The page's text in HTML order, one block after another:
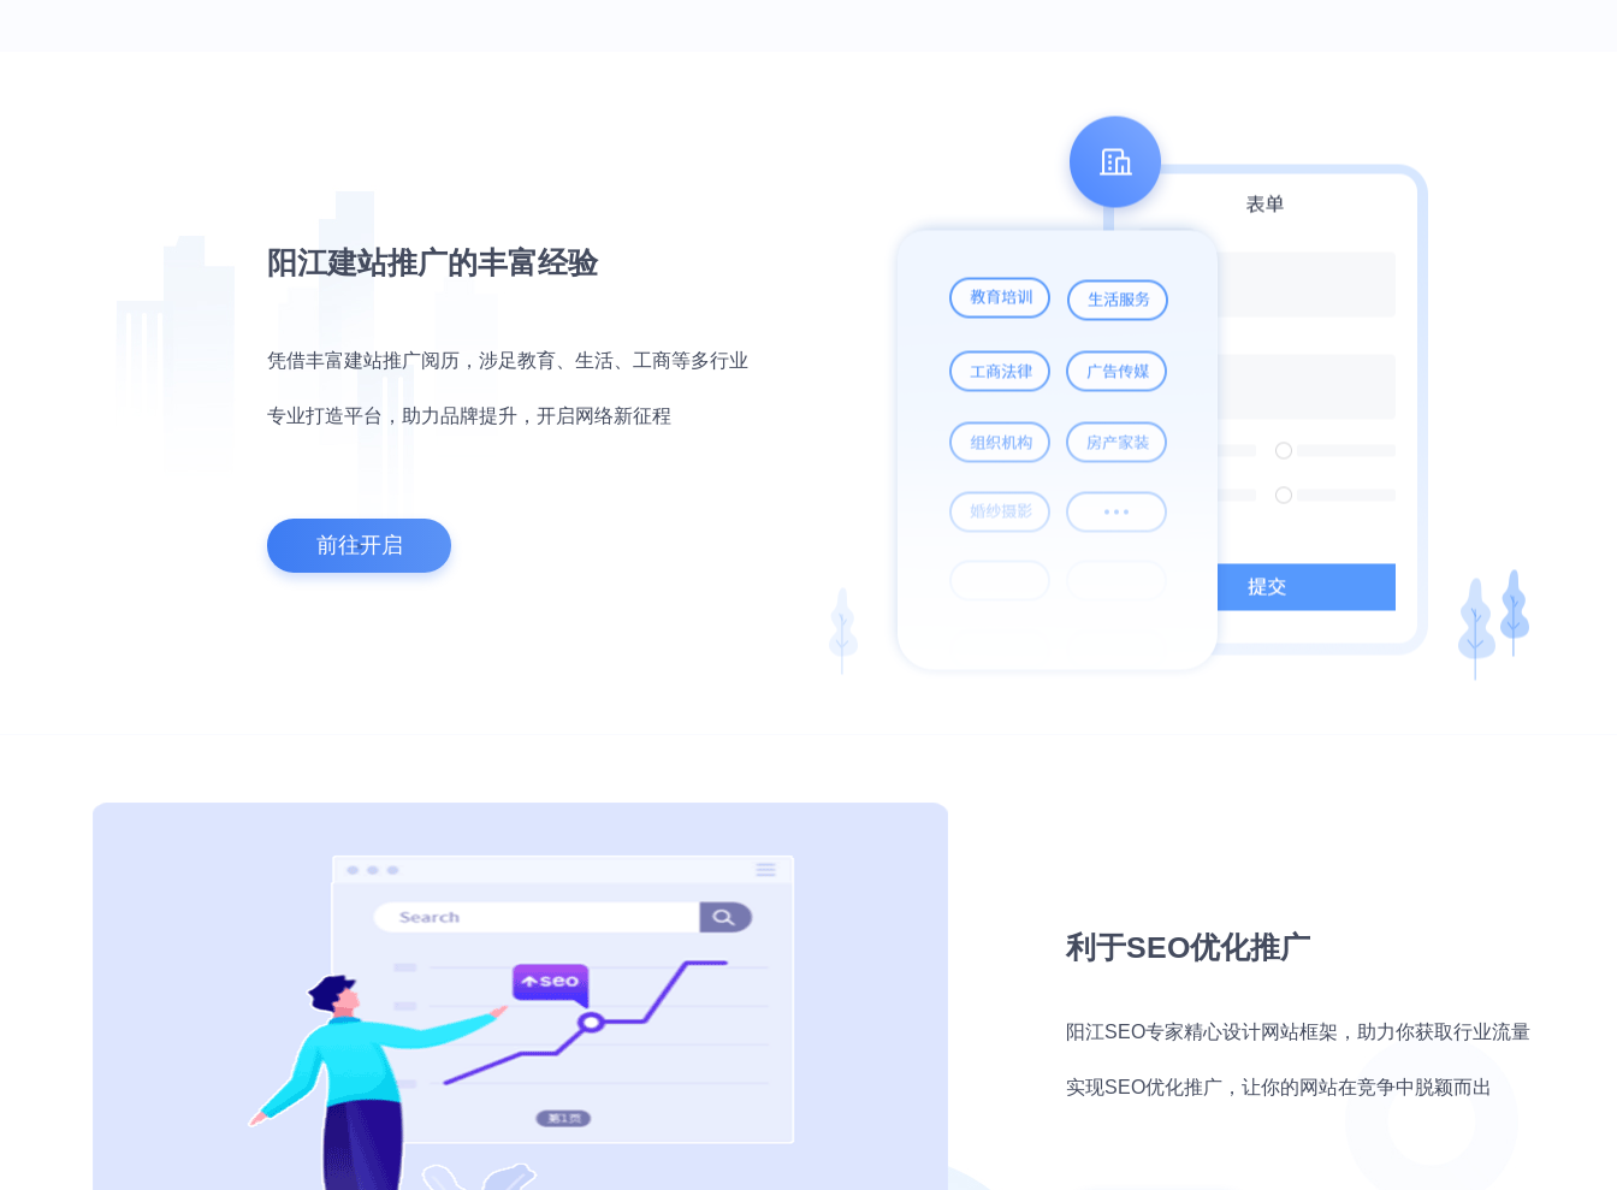
阳江建站推广的丰富经验
凭借丰富建站推广阅历，涉足教育、生活、工商等多行业
专业打造平台，助力品牌提升，开启网络新征程
前往开启
利于SEO优化推广
阳江SEO专家精心设计网站框架，助力你获取行业流量
实现SEO优化推广，让你的网站在竞争中脱颖而出